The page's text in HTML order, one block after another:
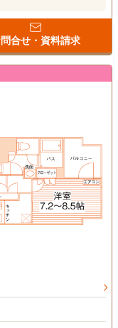
合せ・資料請求